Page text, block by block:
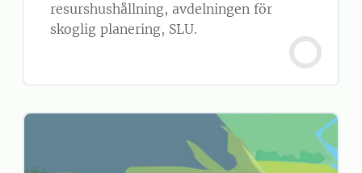
resurshushållning, avdelningen för
skoglig planering, SLU.